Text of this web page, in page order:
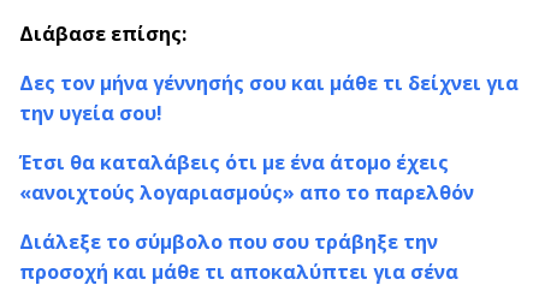
Διάβασε επίσης:
Δες τον μήνα γέννησής σου και μάθε τι δείχνει για
την υγεία σου!
Έτσι θα καταλάβεις ότι με ένα άτομο έχεις
«ανοιχτούς λογαριασμούς» απο το παρελθόν
Διάλεξε το σύμβολο που σου τράβηξε την
προσοχή και μάθε τι αποκαλύπτει για σένα